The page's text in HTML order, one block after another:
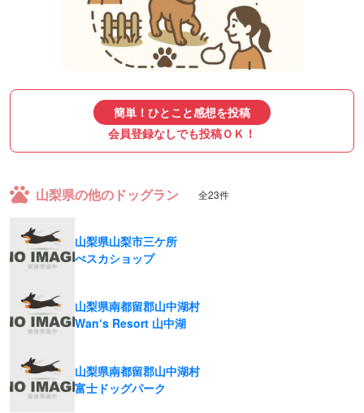
簡単！ひとこと感想を投稿
会員登録なしでも投稿ＯＫ！
山梨県の他のドッグラン 全23件
山梨県山梨市三ケ所
ぺスカショップ
山梨県南都留郡山中湖村
Wan‘s Resort 山中湖
山梨県南都留郡山中湖村
富士ドッグパーク